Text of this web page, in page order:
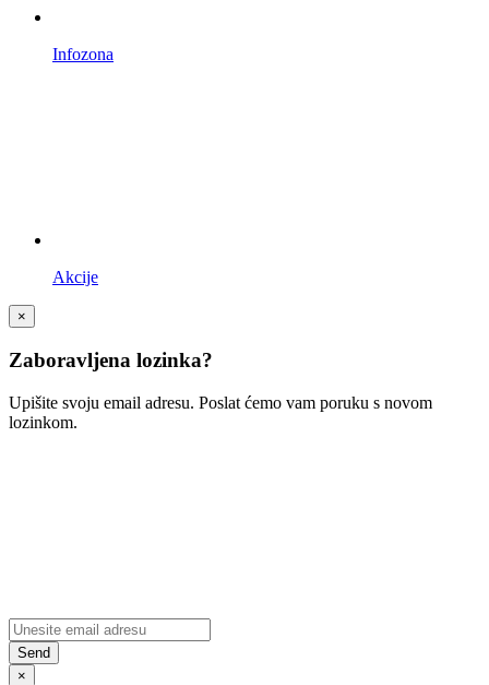
Infozona
Akcije
×
Zaboravljena lozinka?
Upišite svoju email adresu. Poslat ćemo vam poruku s novom
lozinkom.
×